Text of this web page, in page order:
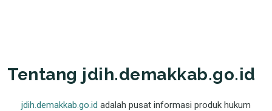
Tentang jdih.demakkab.go.id
jdih.demakkab.go.id adalah pusat informasi produk hukum